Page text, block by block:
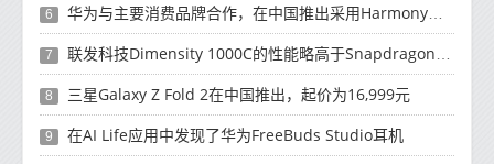
6 华为与主要消费品牌合作，在中国推出采用HarmonyOS 2.0的智能家居产品
7 联发科技Dimensity 1000C的性能略高于Snapdragon 765G
8 三星Galaxy Z Fold 2在中国推出，起价为16,999元
9 在AI Life应用中发现了华为FreeBuds Studio耳机